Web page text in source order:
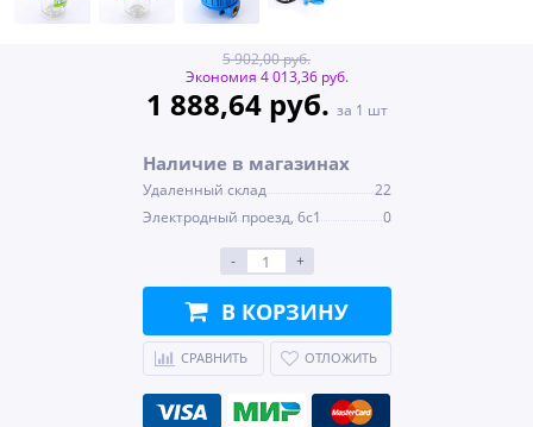
5 902,00 руб.
Экономия 4 013,36 руб.
1 888,64 руб. за 1 шт
Наличие в магазинах
Удаленный склад
22
Электродный проезд, 6с1
0
- +
В КОРЗИНУ
СРАВНИТЬ ОТЛОЖИТЬ